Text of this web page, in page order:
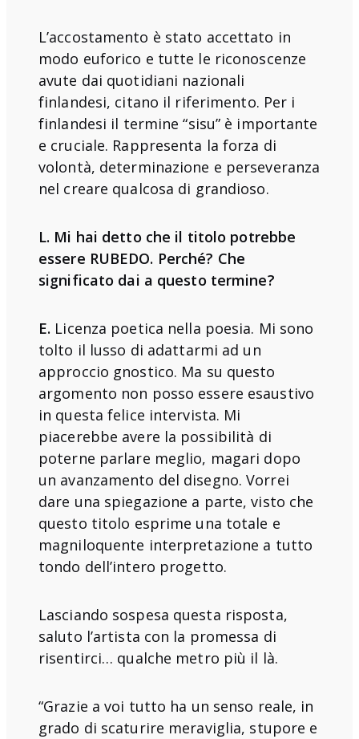
L’accostamento è stato accettato in
modo euforico e tutte le riconoscenze
avute dai quotidiani nazionali
finlandesi, citano il riferimento. Per i
finlandesi il termine “sisu” è importante
e cruciale. Rappresenta la forza di
volontà, determinazione e perseveranza
nel creare qualcosa di grandioso.
L. Mi hai detto che il titolo potrebbe
essere RUBEDO. Perché? Che
significato dai a questo termine?
E. Licenza poetica nella poesia. Mi sono
tolto il lusso di adattarmi ad un
approccio gnostico. Ma su questo
argomento non posso essere esaustivo
in questa felice intervista. Mi
piacerebbe avere la possibilità di
poterne parlare meglio, magari dopo
un avanzamento del disegno. Vorrei
dare una spiegazione a parte, visto che
questo titolo esprime una totale e
magniloquente interpretazione a tutto
tondo dell’intero progetto.
Lasciando sospesa questa risposta,
saluto l’artista con la promessa di
risentirci… qualche metro più il là.
“Grazie a voi tutto ha un senso reale, in
grado di scaturire meraviglia, stupore e